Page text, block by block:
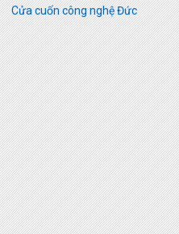
Cửa cuốn công nghệ Đức